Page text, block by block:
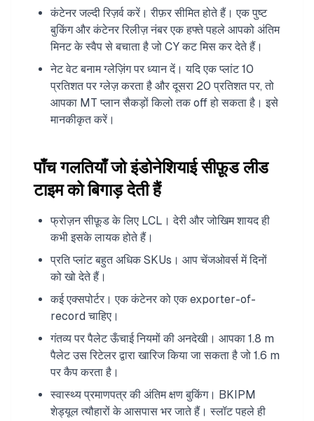
कंटेनर जल्दी रिज़र्व करें। रीफ़र सीमित होते हैं। एक पुष्ट
बुकिंग और कंटेनर रिलीज़ नंबर एक हफ्ते पहले आपको अंतिम
मिनट के स्वैप से बचाता है जो CY कट मिस कर देते हैं।
नेट वेट बनाम ग्लेज़िंग पर ध्यान दें। यदि एक प्लांट 10
प्रतिशत पर ग्लेज़ करता है और दूसरा 20 प्रतिशत पर, तो
आपका MT प्लान सैकड़ों किलो तक off हो सकता है। इसे
मानकीकृत करें।
पाँच गलतियाँ जो इंडोनेशियाई सीफ़ूड लीड
टाइम को बिगाड़ देती हैं
फ्रोज़न सीफ़ूड के लिए LCL। देरी और जोखिम शायद ही
कभी इसके लायक होते हैं।
प्रति प्लांट बहुत अधिक SKUs। आप चेंजओवर्स में दिनों
को खो देते हैं।
कई एक्सपोर्टर। एक कंटेनर को एक exporter-of-
record चाहिए।
गंतव्य पर पैलेट ऊँचाई नियमों की अनदेखी। आपका 1.8 m
पैलेट उस रिटेलर द्वारा खारिज किया जा सकता है जो 1.6 m
पर कैप करता है।
स्वास्थ्य प्रमाणपत्र की अंतिम क्षण बुकिंग। BKIPM
शेड्यूल त्यौहारों के आसपास भर जाते हैं। स्लॉट पहले ही